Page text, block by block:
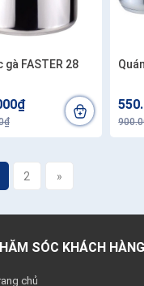
gà FASTER 28
2 »
SÓC KHÁCH HÀNG
chủ